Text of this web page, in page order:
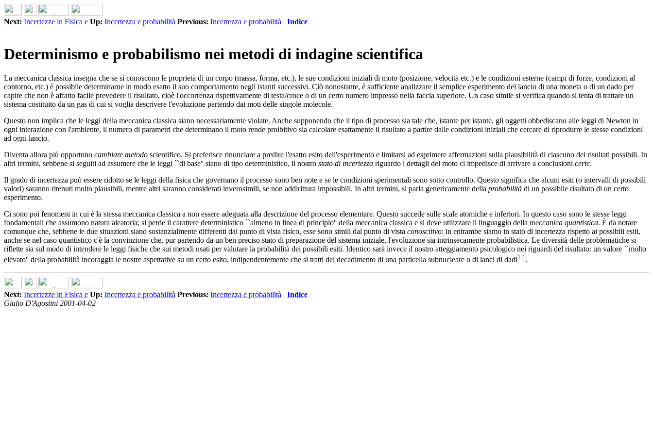
Next: Incertezze in Fisica e Up: Incertezza e probabilità Previous: Incertezza e probabilità Indice
Determinismo e probabilismo nei metodi di indagine scientifica
La meccanica classica insegna che se si conoscono le proprietà di un corpo (massa, forma, etc.), le sue condizioni iniziali di moto (posizione, velocità etc.) e le condizioni esterne (campi di forze, condizioni al
contorno, etc.) è possibile determinarne in modo esatto il suo comportamento negli istanti successivi. Ciò nonostante, è sufficiente analizzare il semplice esperimento del lancio di una moneta o di un dado per
capire che non è affatto facile prevedere il risultato, cioè l'occorrenza rispettivamente di testa/croce o di un certo numero impresso nella faccia superiore. Un caso simile si verifica quando si tenta di trattare un
sistema costituito da un gas di cui si voglia descrivere l'evoluzione partendo dai moti delle singole molecole.
Questo non implica che le leggi della meccanica classica siano necessariamente violate. Anche supponendo che il tipo di processo sia tale che, istante per istante, gli oggetti obbediscano alle leggi di Newton in
ogni interazione con l'ambiente, il numero di parametri che determinano il moto rende proibitivo sia calcolare esattamente il risultato a partire dalle condizioni iniziali che cercare di riprodurre le stesse condizioni
ad ogni lancio.
Diventa allora più opportuno cambiare metodo scientifico. Si preferisce rinunciare a predire l'esatto esito dell'esperimento e limitarsi ad esprimere affermazioni sulla plausibilità di ciascuno dei risultati possibili. In
altri termini, sebbene si seguiti ad assumere che le leggi ``di base'' siano di tipo deterministico, il nostro stato di incertezza riguardo i dettagli del moto ci impedisce di arrivare a conclusioni certe.
Il grado di incertezza può essere ridotto se le leggi della fisica che governano il processo sono ben note e se le condizioni sperimentali sono sotto controllo. Questo significa che alcuni esiti (o intervalli di possibili
valori) saranno ritenuti molto plausibili, mentre altri saranno considerati inverosimili, se non addirittura impossibili. In altri termini, si parla genericamente della probabilità di un possibile risultato di un certo
esperimento.
Ci sono poi fenomeni in cui è la stessa meccanica classica a non essere adeguata alla descrizione del processo elementare. Questo succede sulle scale atomiche e inferiori. In questo caso sono le stesse leggi
fondamentali che assumono natura aleatoria; si perde il carattere deterministico ``almeno in linea di principio'' della meccanica classica e si deve utilizzare il linguaggio della meccanica quantistica. È da notare
comunque che, sebbene le due situazioni siano sostanzialmente differenti dal punto di vista fisico, esse sono simili dal punto di vista conoscitivo: in entrambe siamo in stato di incertezza rispetto ai possibili esiti,
anche se nel caso quantistico c'è la convinzione che, pur partendo da un ben preciso stato di preparazione del sistema iniziale, l'evoluzione sia intrinsecamente probabilistica. Le diversità delle problematiche si
riflette sia sul modo di intendere le leggi fisiche che sui metodi usati per valutare la probabilità dei possibili esiti. Identico sarà invece il nostro atteggiamento psicologico nei riguardi del risultato: un valore ``molto
elevato'' della probabilità incoraggia le nostre aspettative su un certo esito, indipendentemente che si tratti del decadimento di una particella subnucleare o di lanci di dadi1.1 .
Next: Incertezze in Fisica e Up: Incertezza e probabilità Previous: Incertezza e probabilità
Indice
Giulio D'Agostini 2001-04-02